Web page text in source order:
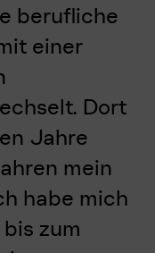
berufliche
einer
Dort
Jahre
mein
habe mich
zum